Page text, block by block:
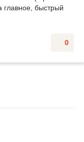
главное, быстрый
0